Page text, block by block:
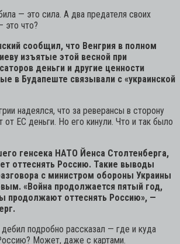
— это сила. А два предателя своих
это что?
сообщил, что Венгрия в полном
изъятые этой весной при
деньги и другие ценности
в Будапеште связывали с «украинской
надеялся, что за реверансы в сторону
от ЕС деньги. Но его кинули. Что и так было
генсека НАТО Йенса Столтенберга,
оттеснять Россию. Такие выводы
с министром обороны Украины
«Война продолжается пятый год,
продолжают оттеснять Россию», —
подробно рассказал — где и куда
Может, даже с картами.